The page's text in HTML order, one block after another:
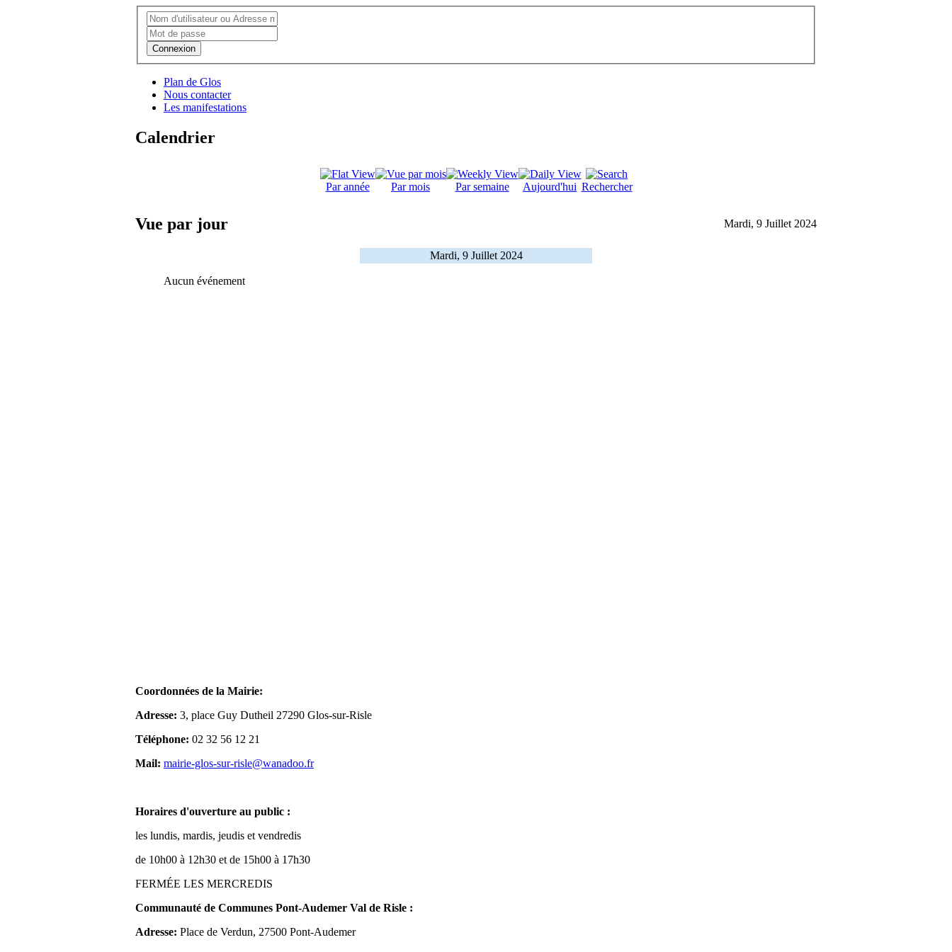
Connexion
Plan de Glos
Nous contacter
Les manifestations
Calendrier
Par année Par mois Par semaine Aujourd'hui Rechercher
Vue par jour Mardi, 9 Juillet 2024
Mardi, 9 Juillet 2024
Aucun événement
Coordonnées de la Mairie:
Adresse: 3, place Guy Dutheil 27290 Glos-sur-Risle
Téléphone: 02 32 56 12 21
Mail: mairie-glos-sur-risle@wanadoo.fr
Horaires d'ouverture au public :
les lundis, mardis, jeudis et vendredis
de 10h00 à 12h30 et de 15h00 à 17h30
FERMÉE LES MERCREDIS
Communauté de Communes Pont-Audemer Val de Risle :
Adresse: Place de Verdun, 27500 Pont-Audemer